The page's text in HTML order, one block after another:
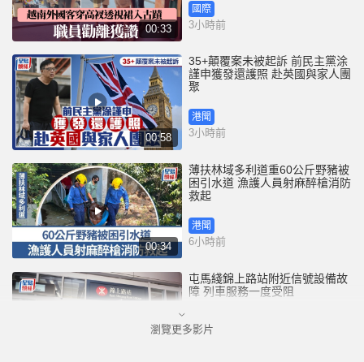
00:33
國際
3小時前
00:58
35+顛覆案未被起訴 前民主黨涂
謹申獲發還護照 赴英國與家人團
聚
港聞
3小時前
00:34
薄扶林域多利道重60公斤野豬被
困引水道 漁護人員射麻醉槍消防
救起
港聞
6小時前
屯馬綫錦上路站附近信號設備故
障 列車服務一度受阻
港聞
瀏覽更多影片